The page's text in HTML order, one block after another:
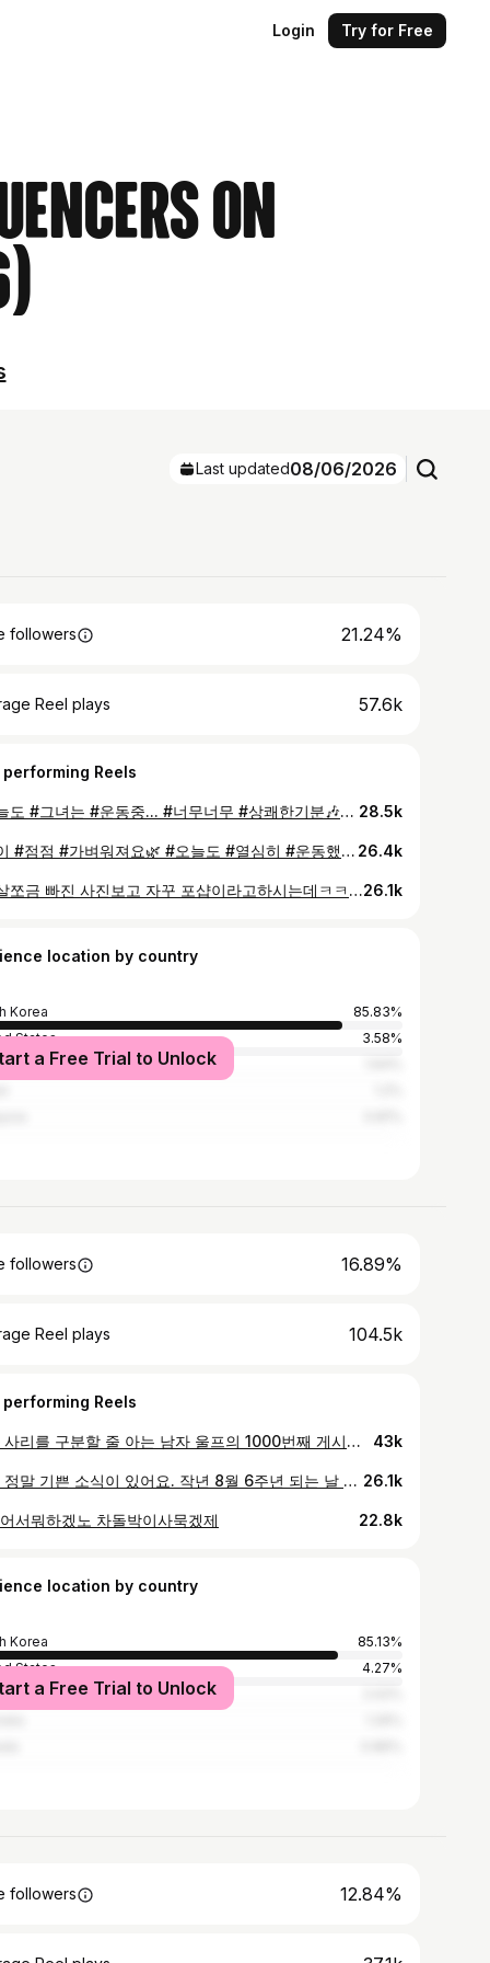
Login Try for Free
on
Last updated08/06/2026
followers 21.24%
Reel plays 57.6k
performing Reels
#오늘도 #그녀는 #운동중... #너무너무 #상쾌한기분🎶🙃 #왜이제야알았지 #이제 #집에가야지🏃🏻 #발걸음이 #가볍다 #운동합시다 #저도하는데 #여러분도 #할수있어요👍 #몸은이래도 #유연해요🙈 28.5k
#몸이 #점점 #가벼워져요🌿 #오늘도 #열심히 #운동했습니다🚶🏋️‍♂️ #저같은 #사람도하는데 #여러분도 #할수있어요💕 #절대 #포기하지마세요 #바로여러분이 #주인공입니다 #우리모두 #건강하게 #오래오래 #행복하게살아요❤️ #옆에카운팅하시는 #우리 #청담슬림핏 #윤태식대표님 #항상 #옆에서 #이끌어주셔서 #감사해요💕 #🦸‍♀️🦸‍♂️ #청담슬림핏 #삼성동 #강남 #강남pt #피티잘하는곳 26.4k
#제살쪼금 빠진 사진보고 자꾸 포샵이라고하시는데ㅋㅋㅋ #이사진은 쌩얼에 마스크도 벗었구요ㅋㅋㅋ #어플안쓰고 폰카로 찍은거에요^^ #위에서도 찍은거 아니에요🤣 #이쁘진않지만 #이쁘게봐주세요😍 #그리고 #유행하는 #스냅쳇베이비 #나는사진이랑 별차이없음ㅋㅋ #남들은귀엽던데난왜이래 #어디나라사람인가🦸‍♀️26.1k
location by country
Korea
85.83%
States
3.58%
a Free Trial to Unlock
followers 16.89%
Reel plays 104.5k
performing Reels
공과 사리를 구분할 줄 아는 남자 울프의 1000번째 게시물 어서 축하해줘 . #대우부대찌개 43k
오늘 정말 기쁜 소식이 있어요. 작년 8월 6주년 되는 날 여자친구에게 청혼했어요. 다행히 답은 YES였음! 7년동안 매일 저를 서포트해준 제 소중한 친구를 소개해주고 싶었어요. 너 없인 못살았을거야 26.1k
서뭐하겠노 차돌박이사묵겠제 22.8k
location by country
Korea
85.13%
States
4.27%
a Free Trial to Unlock
followers 12.84%